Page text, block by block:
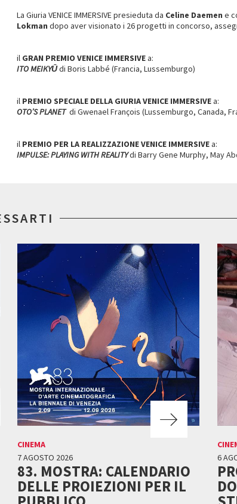
La Giuria VENICE IMMERSIVE presieduta da Celine Daemene
Lokmandopo aver visionato i 26 progetti in concorso,
il GRAN PREMIO VENICE IMMERSIVEa:
ITO MEIKYŪdi Boris Labbé (Francia, Lussemburgo)
il PREMIO SPECIALE DELLA GIURIA VENICE IMMERSIVEa:
OTO’S PLANETdi Gwenael François (Lussemburgo, Canada,
il PREMIO PER LA REALIZZAZIONE VENICE IMMERSIVEa:
IMPULSE: PLAYING WITH REALITYdi Barry Gene Murphy, May
CINEMA
7 AGOSTO 2026
83. MOSTRA: CALENDARIO
DELLE PROIEZIONI PER IL
6